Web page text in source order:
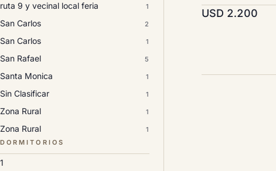
ruta 9 y vecinal local feria 1
San Carlos 2
San Carlos 1
San Rafael 5
Santa Monica 1
Sin Clasificar 1
Zona Rural 1
Zona Rural
1
DORMITORIOS
1
USD 2.200